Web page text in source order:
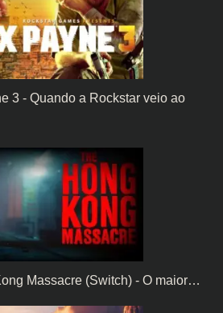
3 - Quando a Rockstar veio ao
Massacre (Switch) - O maior…